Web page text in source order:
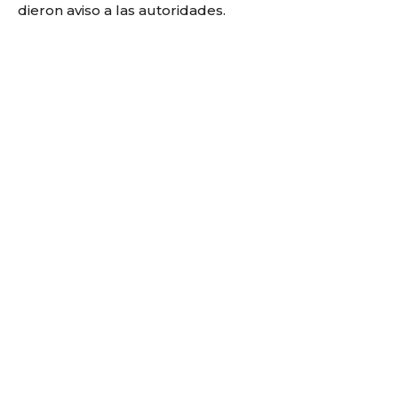
dieron aviso a las autoridades.